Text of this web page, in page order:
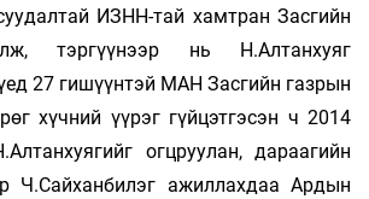
ИЗНН-тай хамтран Засгийн
тэргүүнээр нь Н.Алтанхуяг
27 гишүүнтэй МАН Засгийн газрын
хүчний үүрэг гүйцэтгэсэн ч 2014
огцруулан, дараагийн
Ч.Сайханбилэг ажиллахдаа Ардын